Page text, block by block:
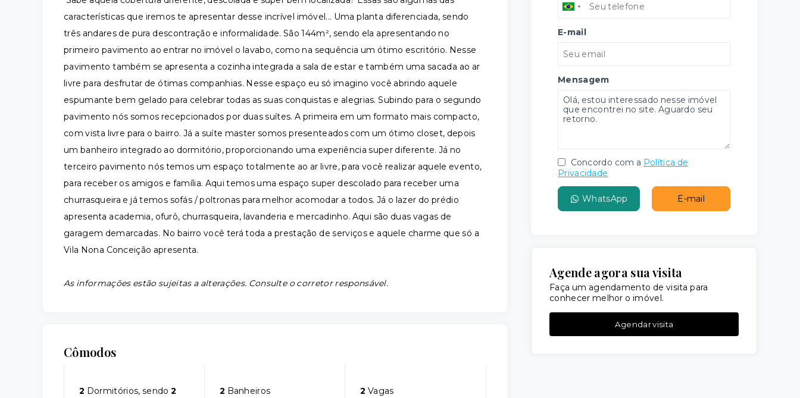
características que iremos te apresentar desse incrível imóvel... Uma planta diferenciada, sendo
três andares de pura descontração e informalidade. São 144m², sendo ela apresentando no
primeiro pavimento ao entrar no imóvel o lavabo, como na sequência um ótimo escritório. Nesse
pavimento também se apresenta a cozinha integrada a sala de estar e também uma sacada ao ar
livre para desfrutar de ótimas companhias. Nesse espaço eu só imagino você abrindo aquele
espumante bem gelado para celebrar todas as suas conquistas e alegrias. Subindo para o segundo
pavimento nós somos recepcionados por duas suítes. A primeira em um formato mais compacto,
com vista livre para o bairro. Já a suíte master somos presenteados com um ótimo closet, depois
um banheiro integrado ao dormitório, proporcionando uma experiência super diferente. Já no
terceiro pavimento nós temos um espaço totalmente ao ar livre, para você realizar aquele evento,
para receber os amigos e família. Aqui temos uma espaço super descolado para receber uma
churrasqueira e já temos sofás / poltronas para melhor acomodar a todos. Já o lazer do prédio
apresenta academia, ofurô, churrasqueira, lavanderia e mercadinho. Aqui são duas vagas de
garagem demarcadas. No bairro você terá toda a prestação de serviços e aquele charme que só a
Vila Nona Conceição apresenta.
As informações estão sujeitas a alterações. Consulte o corretor responsável.
Cômodos
2 Dormitórios, sendo2
2 Banheiros 2 Vagas
E-mail
Mensagem
Concordo com a Política de
Privacidade
WhatsApp E-mail
Agende agora sua visita
Faça um agendamento de visita para
conhecer melhor o imóvel.
Agendar visita